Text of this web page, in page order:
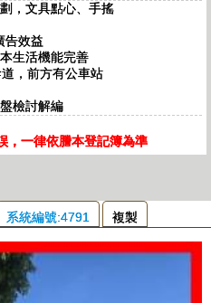
，文具點心、手搖
告效益
生活機能完善
，前方有公車站
檢討解編
，一律依謄本登記簿為準
系統編號:4791 複製